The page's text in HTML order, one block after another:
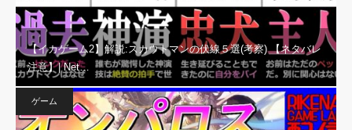
【イカゲーム2】解説:スカウトマンの伏線５選(考察) 【ネタバレ
注意】| Net…
ゲーム